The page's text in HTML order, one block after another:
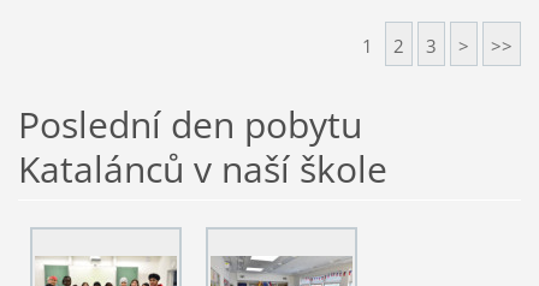
1 2 3 > >>
Poslední den pobytu
Katalánců v naší škole